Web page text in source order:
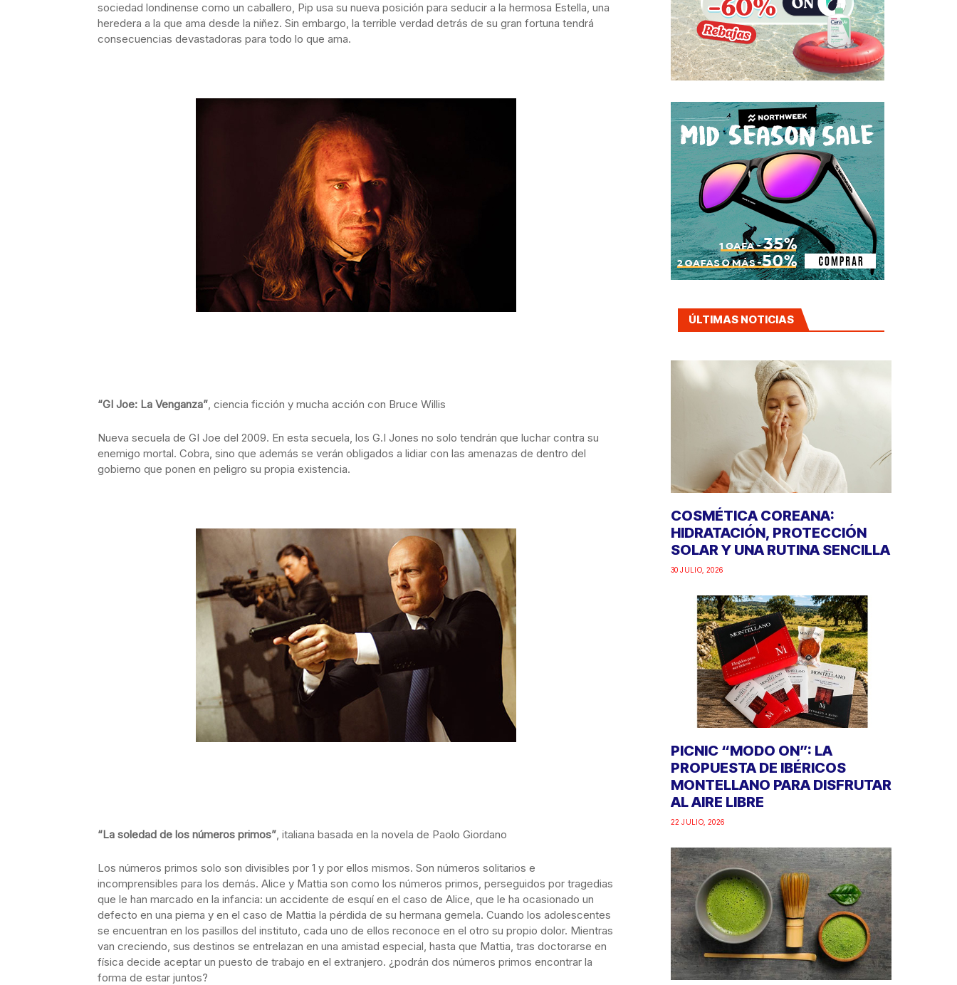
sociedad londinense como un caballero, Pip usa su nueva posición para seducir a la hermosa Estella, una
heredera a la que ama desde la niñez. Sin embargo, la terrible verdad detrás de su gran fortuna tendrá
consecuencias devastadoras para todo lo que ama.
“GI Joe: La Venganza”, ciencia ficción y mucha acción con Bruce Willis
Nueva secuela de GI Joe del 2009. En esta secuela, los G.I Jones no solo tendrán que luchar contra su
enemigo mortal. Cobra, sino que además se verán obligados a lidiar con las amenazas de dentro del
gobierno que ponen en peligro su propia existencia.
“La soledad de los números primos”, italiana basada en la novela de Paolo Giordano
Los números primos solo son divisibles por 1 y por ellos mismos. Son números solitarios e
incomprensibles para los demás. Alice y Mattia son como los números primos, perseguidos por tragedias
que le han marcado en la infancia: un accidente de esquí en el caso de Alice, que le ha ocasionado un
defecto en una pierna y en el caso de Mattia la pérdida de su hermana gemela. Cuando los adolescentes
se encuentran en los pasillos del instituto, cada uno de ellos reconoce en el otro su propio dolor. Mientras
van creciendo, sus destinos se entrelazan en una amistad especial, hasta que Mattia, tras doctorarse en
física decide aceptar un puesto de trabajo en el extranjero. ¿podrán dos números primos encontrar la
forma de estar juntos?
ÚLTIMAS NOTICIAS
COSMÉTICA COREANA:
HIDRATACIÓN, PROTECCIÓN
SOLAR Y UNA RUTINA SENCILLA
30 JULIO, 2026
PICNIC “MODO ON”: LA
PROPUESTA DE IBÉRICOS
MONTELLANO PARA DISFRUTAR
AL AIRE LIBRE
22 JULIO, 2026